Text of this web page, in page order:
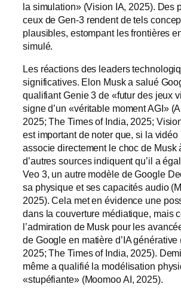
la simulation» (Vision IA, 2025). Des
ceux de Gen-3 rendent de tels
plausibles, estompant les frontières
simulé.
Les réactions des leaders
significatives. Elon Musk a salué
qualifiant Genie 3 de «futur des jeux
signe d’un «véritable moment AGI»
2025; The Times of India, 2025;
est important de noter que, si la vidéo
associe directement le choc de Musk
d’autres sources indiquent qu’il a
Veo 3, un autre modèle de Google
sa physique et ses capacités audio
2025). Cela met en évidence une
dans la couverture médiatique, mais
l’admiration de Musk pour les
de Google en matière d’IA générative
2025; The Times of India, 2025).
même a qualifié la modélisation
«stupéfiante» (Moomoo AI, 2025).